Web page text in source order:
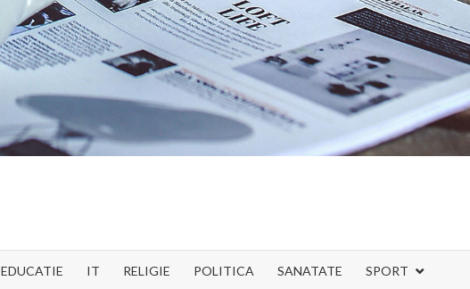
EDUCATIE IT RELIGIE POLITICA SANATATE SPORT